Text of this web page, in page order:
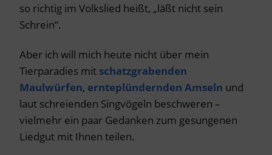
so richtig im Volkslied heißt, „läßt nicht sein
Schrein“.
Aber ich will mich heute nicht über mein
Tierparadies mit schatzgrabenden
Maulwürfen, ernteplündernden Amseln und
laut schreienden Singvögeln beschweren –
vielmehr ein paar Gedanken zum gesungenen
Liedgut mit Ihnen teilen.